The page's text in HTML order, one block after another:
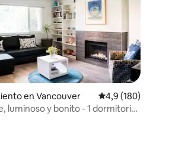
5 de 5. 11 evaluaciones
en Vancouver Calificación
4,9 (180)
luminoso y bonito - 1 dormitorio